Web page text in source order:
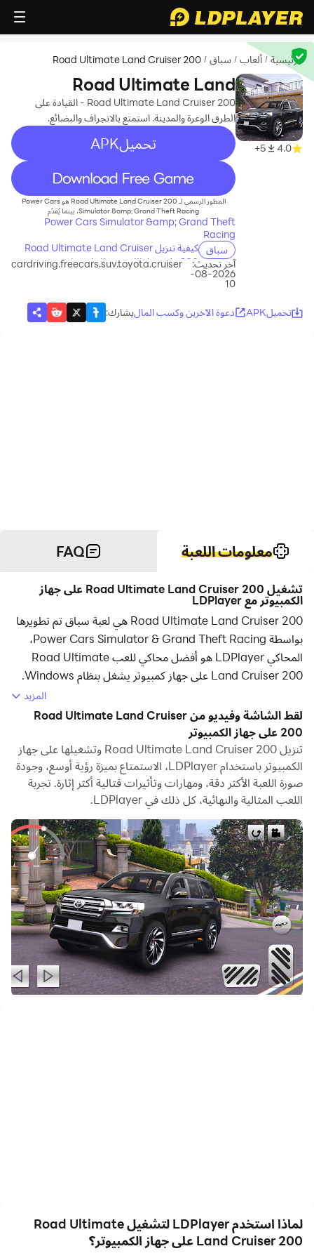
الرئيسية / ألعاب / سباق /
Road Ultimate Land Cruiser 200
4.0
5+
Road Ultimate Land
Cruiser 200
Road Ultimate Land Cruiser 200 - القيادة على
الطرق الوعرة والمدينة. استمتع بالانجراف والبضائع.
تحميلAPK
recommend
المطور الرسمي لـ Road Ultimate Land Cruiser 200 هو Power Cars
Simulator &amp; Grand Theft Racing، بينما يُقدّم
Power Cars Simulator &amp; Grand Theft
Racing
سباق
كيفية تنزيل Road Ultimate Land Cruiser
200 على جهاز الكمبيوتر الخاص بكآخر تحديث:
2026-08-
10
cardriving.freecars.suv.toyota.cruiser
تحميلAPK دعوة الآخرين وكسب الماليشارك:
معلومات اللعبة FAQ
تشغيل Road Ultimate Land Cruiser 200 على جهاز
الكمبيوتر مع LDPlayer
Road Ultimate Land Cruiser 200 هي لعبة سباق تم تطويرها
بواسطة Power Cars Simulator & Grand Theft Racing،
المحاكي LDPlayer هو أفضل محاكي للعب Road Ultimate
Land Cruiser 200 على جهاز كمبيوتر يشغل بنظام Windows.
يمكنه توفير ميزات قوية لمساعدتك في الحصول على تجربة ألعاب
غامرة في لعبة Road Ultimate Land Cruiser 200.
الكمبيوتر الخاص بك، إذا كنت تريد استخدام لوحة الألعاب الخاصة
بك للتحكم في اللعبة، فإن اكتشاف لوحة الألعاب الذي يتم تنشيطه
تلقائيًا بواسطة LDPlayer يمكن أن يساعدك على تخصيص التحكم
ببضع نقرات بسيطة والاستمتاع بمشاهد السباق والتحديات الأكثر
غامرة وحقيقية.
بدعم من معدلات الإطارات العالية، ستصبح تصميمات المسارات
المتنوعة للعبة والتضاريس الغنية والتغيرات البيئية أكثر واقعية
ودقة.
وفي الوقت نفسه، تتيح لك وظيفة تسجيل الفيديو تسجيل جميع
المسابقات ومحتوى الألعاب المثيرة بسهولة، وهو أمر مناسب جدًا
للمشاركة مع الأصدقاء أو إنشاء مقاطع فيديو. ابدأ بتنزيل Road
Ultimate Land Cruiser 200 وتشغيلها على جهاز الكمبيوتر
سيارات الدفع الرباعي العضلي ، وقوف السيارات في المدينة ،
السرعة القصوى والعالم المفتوح مع محاكاة الانجراف والسائق.
المزيد
لقط الشاشة وفيديو من Road Ultimate Land Cruiser
200 على جهاز الكمبيوتر
تنزيل Road Ultimate Land Cruiser 200 وتشغيلها على جهاز
الكمبيوتر باستخدام LDPlayer، الاستمتاع بميزة رؤية أوسع، وجودة
صورة اللعبة الأكثر دقة، ومهارات وتأثيرات قتالية أكثر إثارة. تجربة
اللعب المثالية والنهائية، كل ذلك في LDPlayer.
لماذا استخدم LDPlayer لتشغيل Road Ultimate
Land Cruiser 200 على جهاز الكمبيوتر؟